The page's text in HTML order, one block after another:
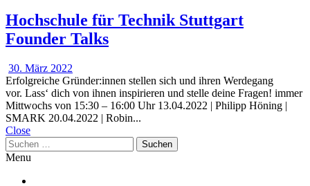
Hochschule für Technik Stuttgart
Founder Talks
30. März 2022
Erfolgreiche Gründer:innen stellen sich und ihren Werdegang
vor. Lass‘ dich von ihnen inspirieren und stelle deine Fragen! immer
Mittwochs von 15:30 – 16:00 Uhr 13.04.2022 | Philipp Höning |
SMARK 20.04.2022 | Robin...
Close
Suchen
nach:
Menu